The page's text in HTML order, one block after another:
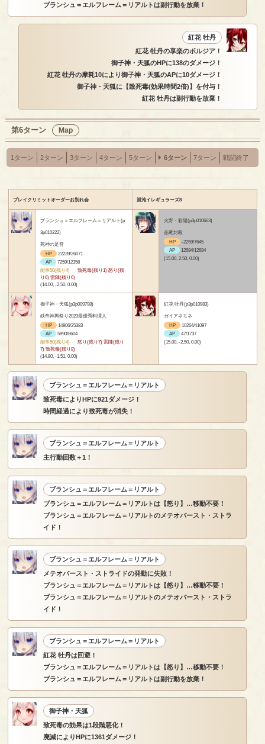
ブランシュ＝エルフレーム＝リアルトは副行動を放棄！
紅花 牡丹
紅花 牡丹の享楽のボルジア！
御子神・天狐のHPに138のダメージ！
紅花 牡丹の摩耗10により御子神・天狐のAPに10ダメージ！
御子神・天狐に【致死毒(効果時間2倍)】を付与！
紅花 牡丹は副行動を放棄！
第6ターン Map
1ターン 2ターン 3ターン 4ターン 5ターン 6ターン 7ターン 戦闘終了
ブレイクリミットオーダーお別れ会 混沌イレギュラーズ8
ブランシュ＝エルフレーム＝リアルト(p
3p010222)
死神の足音
HP
22239/26071
AP
7259/12358
能率50(残り4)
致死毒(残り1) 怒り(残
り6) 雷陣(残り6)
(14.00, -2.50, 0.00)
火野・彩陽(p3p010663)
晶竜封殺
HP
-2259/7645
AP
12684/12684
(15.00, 2.50, 0.00)
御子神・天狐(p3p009798)
鉄帝神輿祭り2023最優秀料理人
HP
14806/25383
AP
5990/8604
能率50(残り4)
怒り(残り7) 雷陣(残り
7) 致死毒(残り8)
(14.80, -1.51, 0.00)
紅花 牡丹(p3p010983)
ガイアネモネ
HP
10264/41097
AP
47/1737
(15.00, -2.50, 0.00)
ブランシュ＝エルフレーム＝リアルト
致死毒によりHPに921ダメージ！
時間経過により致死毒が消失！
ブランシュ＝エルフレーム＝リアルト
主行動回数＋1！
ブランシュ＝エルフレーム＝リアルト
ブランシュ＝エルフレーム＝リアルトは【怒り】…移動不要！
ブランシュ＝エルフレーム＝リアルトのメテオバースト・ストラ
イド！
ブランシュ＝エルフレーム＝リアルト
メテオバースト・ストライドの発動に失敗！
ブランシュ＝エルフレーム＝リアルトは【怒り】…移動不要！
ブランシュ＝エルフレーム＝リアルトのメテオバースト・ストラ
イド！
ブランシュ＝エルフレーム＝リアルト
紅花 牡丹は回避！
ブランシュ＝エルフレーム＝リアルトは【怒り】…移動不要！
ブランシュ＝エルフレーム＝リアルトは副行動を放棄！
御子神・天狐
致死毒の効果は1段階悪化！
廃滅によりHPに1361ダメージ！